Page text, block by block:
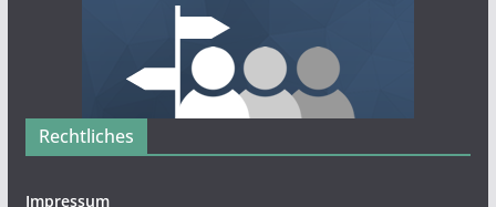
Rechtliches
Impressum